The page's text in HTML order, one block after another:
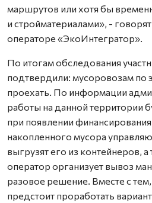
маршрутов или хотя бы
и стройматериалами», -
операторе «ЭкоИнтегратор».
По итогам обследования
подтвердили: мусоровозам по
проехать. По информации
работы на данной территории
при появлении
накопленного мусора
выгрузят его из контейнеров,
оператор организует вывоз
разовое решение. Вместе с
предстоит проработать